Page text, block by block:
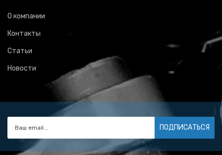
О компании
Контакты
Статьи
Новости
ПОДПИСАТЬСЯ